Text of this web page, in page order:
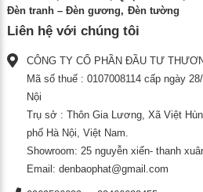
Đèn tranh – Đèn gương
Đèn tường
Liên hệ với chúng tôi
CÔNG TY CỔ PHẦN ĐẦU TƯ
Mã số thuế : 0107008114 cấp ngày
Nội
Trụ sở : Thôn Gia Lương, Xã Việt
phố Hà Nội, Việt Nam.
Showroom: 25 nguyễn xiển- thanh
Email: denbaophat@gmail.com